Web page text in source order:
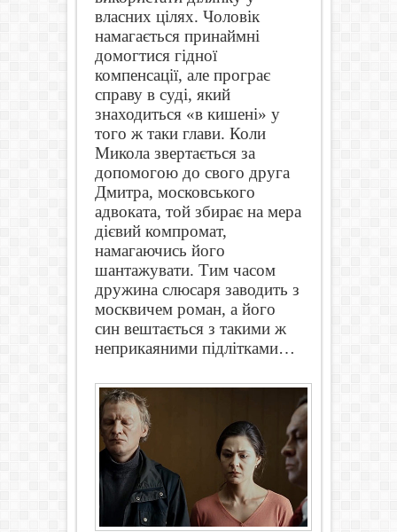
власних цілях. Чоловік
намагається принаймні
домогтися гідної
компенсації, але програє
справу в суді, який
знаходиться «в кишені» у
того ж таки глави. Коли
Микола звертається за
допомогою до свого друга
Дмитра, московського
адвоката, той збирає на мера
дієвий компромат,
намагаючись його
шантажувати. Тим часом
дружина слюсаря заводить з
москвичем роман, а його
син вештається з такими ж
неприкаяними підлітками…